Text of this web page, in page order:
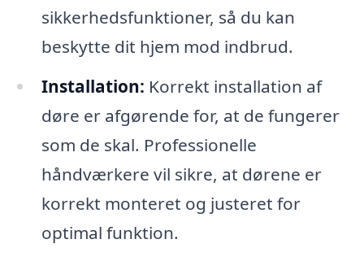
sikkerhedsfunktioner, så du kan
beskytte dit hjem mod indbrud.
Installation: Korrekt installation af
døre er afgørende for, at de fungerer
som de skal. Professionelle
håndværkere vil sikre, at dørene er
korrekt monteret og justeret for
optimal funktion.